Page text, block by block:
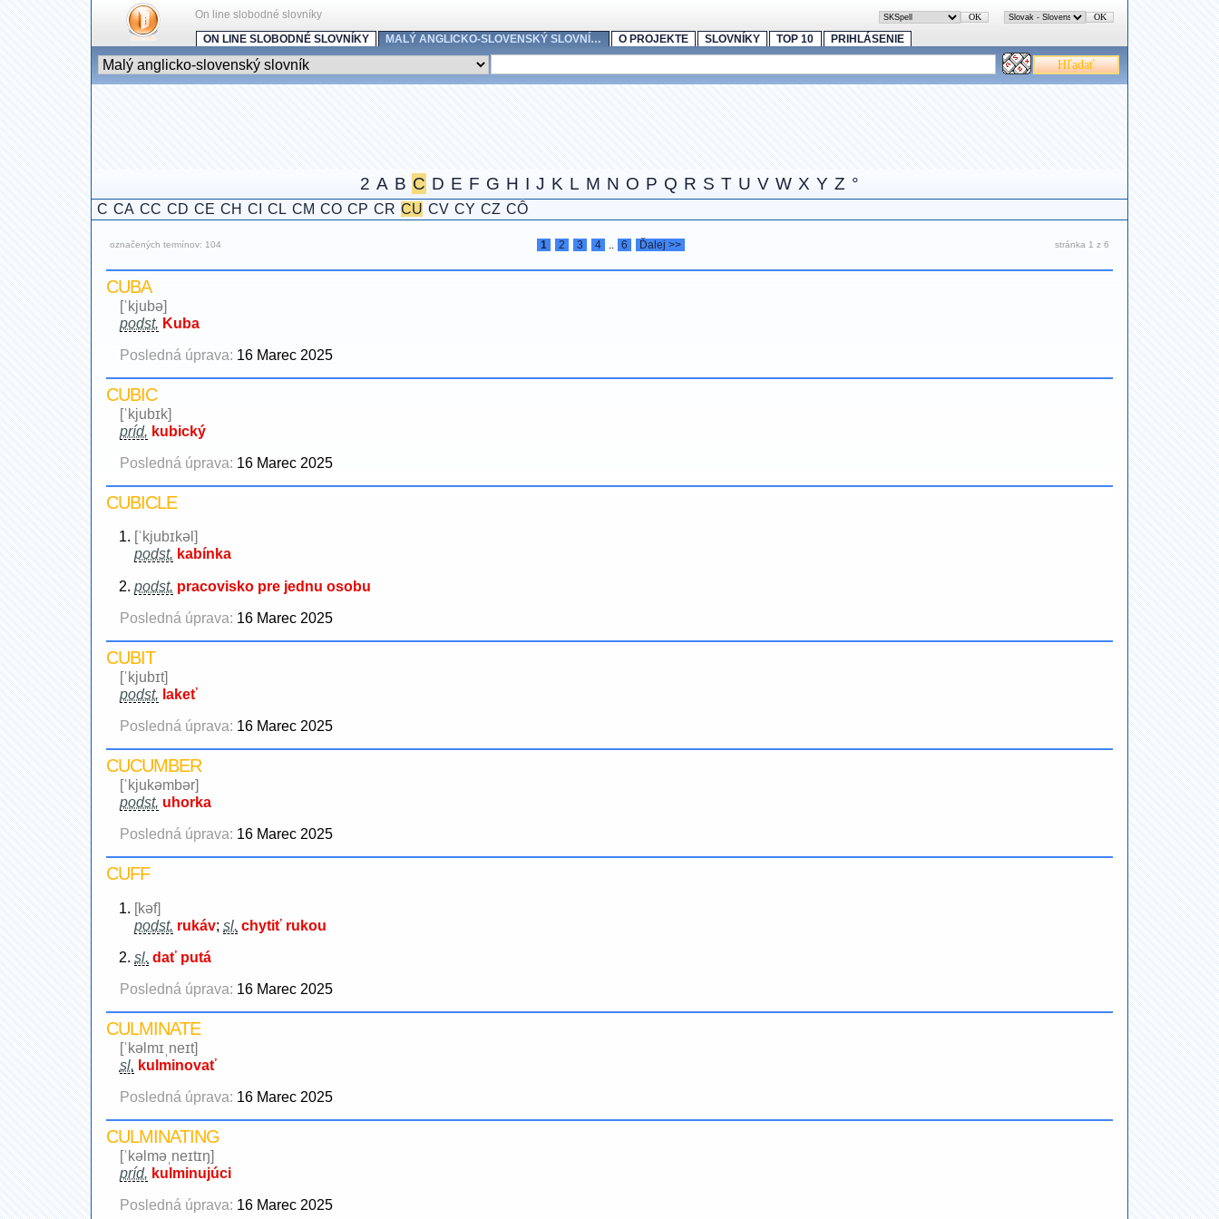
On line slobodné slovníky
ON LINE SLOBODNÉ SLOVNÍKY
MALÝ ANGLICKO-SLOVENSKÝ SLOVNÍ… O PROJEKTE SLOVNÍKY TOP 10 PRIHLÁSENIE
2 A B C D E F G H I J K L M N O P Q R S T U V W X Y Z °
C CA CC CD CE CH CI CL CM CO CP CR CU CV CY CZ CÔ
označených termínov: 104 1 2 3 4 6 Ďalej >> stránka 1 z 6
CUBA
[ˈkjubə]
podst. Kuba
Posledná úprava: 16 Marec 2025
CUBIC
[ˈkjubɪk]
príd. kubický
Posledná úprava: 16 Marec 2025
CUBICLE
[ˈkjubɪkəl]
podst. kabínka
podst. pracovisko pre jednu osobu
Posledná úprava: 16 Marec 2025
CUBIT
[ˈkjubɪt]
podst. lakeť
Posledná úprava: 16 Marec 2025
CUCUMBER
[ˈkjukəmbər]
podst. uhorka
Posledná úprava: 16 Marec 2025
CUFF
[kəf]
podst. rukáv; sl. chytiť rukou
sl. dať putá
Posledná úprava: 16 Marec 2025
CULMINATE
[ˈkəlmɪˌneɪt]
sl. kulminovať
Posledná úprava: 16 Marec 2025
CULMINATING
[ˈkəlməˌneɪtɪŋ]
príd. kulminujúci
Posledná úprava: 16 Marec 2025